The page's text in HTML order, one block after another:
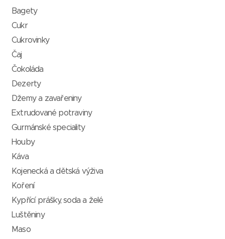
Bagety
Cukr
Cukrovinky
Čaj
Čokoláda
Dezerty
Džemy a zavařeniny
Extrudované potraviny
Gurmánské speciality
Houby
Káva
Kojenecká a dětská výživa
Koření
Kypřící prášky, soda a želé
Luštěniny
Maso